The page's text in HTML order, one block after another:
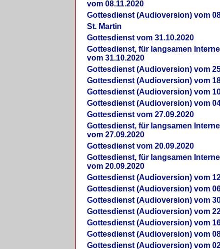
vom 08.11.2020
Gottesdienst (Audioversion) vom
St. Martin
Gottesdienst vom 31.10.2020
Gottesdienst, für langsamen
vom 31.10.2020
Gottesdienst (Audioversion) vom
Gottesdienst (Audioversion) vom
Gottesdienst (Audioversion) vom
Gottesdienst (Audioversion) vom
Gottesdienst vom 27.09.2020
Gottesdienst, für langsamen
vom 27.09.2020
Gottesdienst vom 20.09.2020
Gottesdienst, für langsamen
vom 20.09.2020
Gottesdienst (Audioversion) vom
Gottesdienst (Audioversion) vom
Gottesdienst (Audioversion) vom
Gottesdienst (Audioversion) vom
Gottesdienst (Audioversion) vom
Gottesdienst (Audioversion) vom
Gottesdienst (Audioversion) vom